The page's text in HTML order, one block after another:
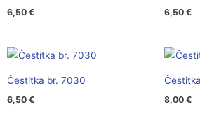
6,50 € 6,50 €
Čestitka br. 7030
6,50 € 8,00 €